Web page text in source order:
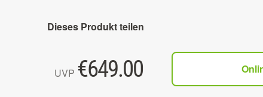
Dieses Produkt teilen
UVP €649.00